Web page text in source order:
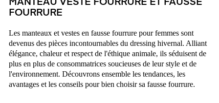
MANTEAU VESTE FOURRURE ET FAUSSE
FOURRURE
Les manteaux et vestes en fausse fourrure pour femmes sont
devenus des pièces incontournables du dressing hivernal. Alliant
élégance, chaleur et respect de l'éthique animale, ils séduisent de
plus en plus de consommatrices soucieuses de leur style et de
l'environnement. Découvrons ensemble les tendances, les
avantages et les conseils pour bien choisir sa fausse fourrure.